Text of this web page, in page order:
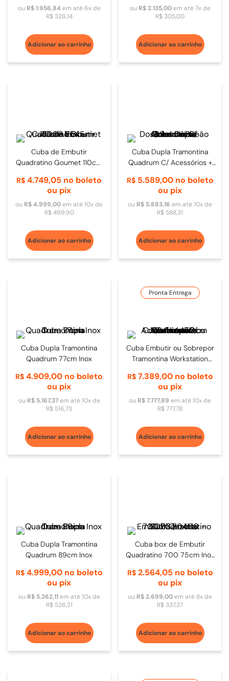
ou R$ 1.956,84em até6x de
R$ 326,14
Adicionar ao carrinho
ou R$ 2.135,00em até7x de
R$ 305,00
Adicionar ao carrinho
Cuba de Embutir
Quadratino Goumet 110cm
R$ 4.749,05 no boleto
ou pix
ou R$4.999,00em até10x de
R$ 499,90
Adicionar ao carrinho
Cuba Dupla Tramontina
Quadrum C/ Acessórios +
Inox
R$ 5.589,00no boleto
ou pix
ou R$ 5.883,16 em até10x de
R$ 588,31
Adicionar ao carrinho
Cuba Dupla Tramontina
Quadrum 77cm Inox
R$ 4.909,00 no boleto
ou pix
ou R$ 5.167,37em até10x de
R$ 516,73
Adicionar ao carrinho
Pronta Entrega
Cuba Embutir ou Sobrepor
Tramontina Workstation
Acessórios 50cm Inox
R$ 7.389,00no boleto
ou pix
ou R$7.777,89 em até10x de
R$777,78
Adicionar ao carrinho
Cuba Dupla Tramontina
Quadrum 89cm Inox
R$ 4.999,00no boleto
ou pix
ou R$ 5.262,11em até10x de
R$ 526,21
Adicionar ao carrinho
Cuba box de Embutir
Quadratino 700 75cm Inox
R$ 2.564,05 no boleto
ou pix
ou R$2.699,00em até 8x de
R$ 337,37
Adicionar ao carrinho